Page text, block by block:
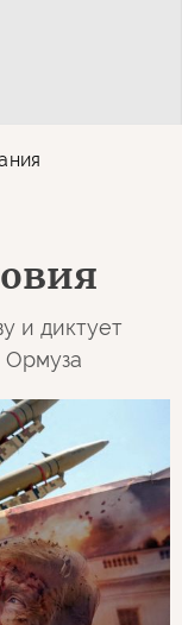
и диктует
Ормуза